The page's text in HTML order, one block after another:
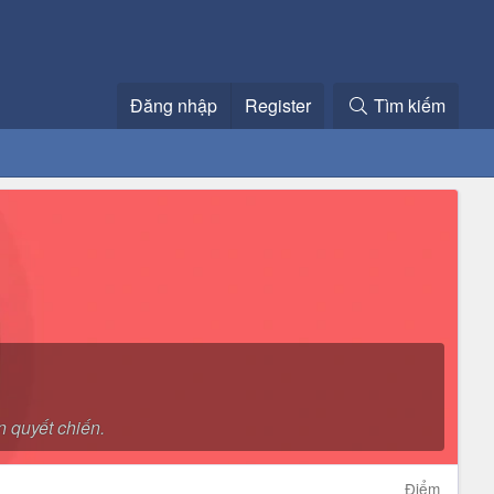
Đăng nhập Register Tìm kiếm
quyết chiến.
Điểm